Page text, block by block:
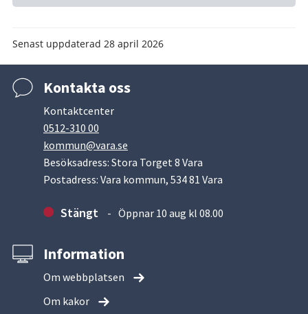
Senast uppdaterad 28 april 2026
Kontakta oss
Kontaktcenter
0512-310 00
kommun@vara.se
Besöksadress: Stora Torget 8 Vara
Postadress: Vara kommun, 534 81 Vara
Stängt Öppnar 10 aug kl 08.00
Information
Om webbplatsen
Om kakor